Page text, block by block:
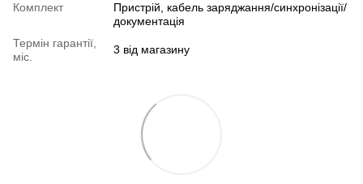
Комплект
Пристрій, кабель заряджання/синхронізації/
документація
Термін гарантії,
міс.
3 від магазину